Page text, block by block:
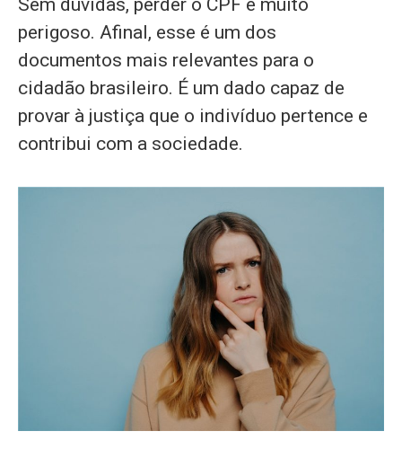
Sem dúvidas, perder o CPF é muito
perigoso. Afinal, esse é um dos
documentos mais relevantes para o
cidadão brasileiro. É um dado capaz de
provar à justiça que o indivíduo pertence e
contribui com a sociedade.